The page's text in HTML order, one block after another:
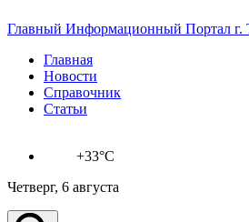
Главный Информационный Портал г.
Главная
Новости
Справочник
Статьи
+33°C
Четверг, 6 августа